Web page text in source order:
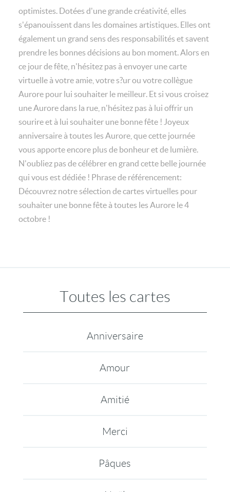
optimistes. Dotées d'une grande créativité, elles
s'épanouissent dans les domaines artistiques. Elles ont
également un grand sens des responsabilités et savent
prendre les bonnes décisions au bon moment. Alors en
ce jour de fête, n'hésitez pas à envoyer une carte
virtuelle à votre amie, votre s?ur ou votre collègue
Aurore pour lui souhaiter le meilleur. Et si vous croisez
une Aurore dans la rue, n'hésitez pas à lui offrir un
sourire et à lui souhaiter une bonne fête ! Joyeux
anniversaire à toutes les Aurore, que cette journée
vous apporte encore plus de bonheur et de lumière.
N'oubliez pas de célébrer en grand cette belle journée
qui vous est dédiée ! Phrase de référencement:
Découvrez notre sélection de cartes virtuelles pour
souhaiter une bonne fête à toutes les Aurore le 4
octobre !
Toutes les cartes
Anniversaire
Amour
Amitié
Merci
Pâques